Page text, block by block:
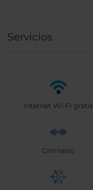
Servicios
Internet Wi-Fi gratis
Gimnasio